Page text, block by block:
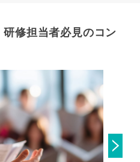
修担当者必見のコン